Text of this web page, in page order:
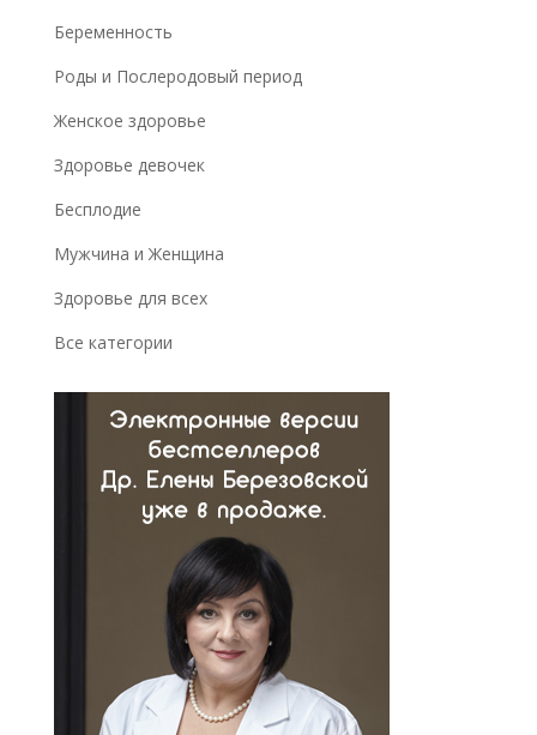
Беременность
Роды и Послеродовый период
Женское здоровье
Здоровье девочек
Бесплодие
Мужчина и Женщина
Здоровье для всех
Все категории